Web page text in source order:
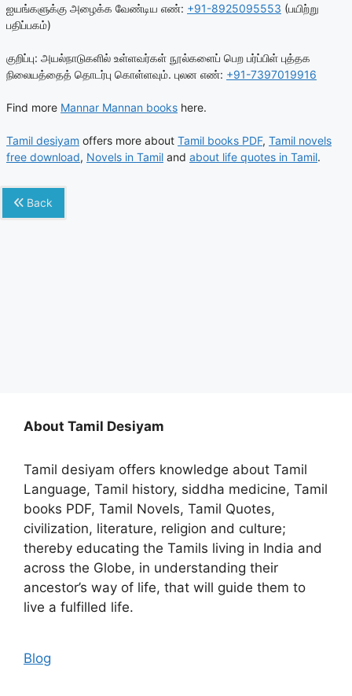
ஐயங்களுக்கு அழைக்க வேண்டிய எண்: +91-8925095553 (பயிற்று
பதிப்பகம்)
குறிப்பு: அயல்நாடுகளில் உள்ளவர்கள் நூல்களைப் பெற பர்ப்பிள் புத்தக
நிலையத்தைத் தொடர்பு கொள்ளவும். புலன எண்: +91-7397019916
Find more Mannar Mannan books here.
Tamil desiyam offers more about Tamil books PDF, Tamil novels
free download, Novels in Tamil and about life quotes in Tamil.
Back
About Tamil Desiyam
Tamil desiyam offers knowledge about Tamil
Language, Tamil history, siddha medicine, Tamil
books PDF, Tamil Novels, Tamil Quotes,
civilization, literature, religion and culture;
thereby educating the Tamils living in India and
across the Globe, in understanding their
ancestor’s way of life, that will guide them to
live a fulfilled life.
Blog